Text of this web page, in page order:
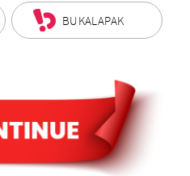
BUKALAPAK